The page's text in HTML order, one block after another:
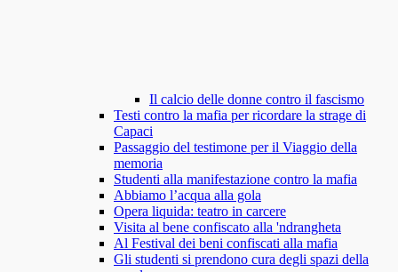
Il calcio delle donne contro il fascismo
Testi contro la mafia per ricordare la strage di
Capaci
Passaggio del testimone per il Viaggio della
memoria
Studenti alla manifestazione contro la mafia
Abbiamo l’acqua alla gola
Opera liquida: teatro in carcere
Visita al bene confiscato alla 'ndrangheta
Al Festival dei beni confiscati alla mafia
Gli studenti si prendono cura degli spazi della